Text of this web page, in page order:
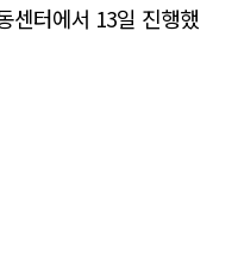
센터에서 13일 진행했